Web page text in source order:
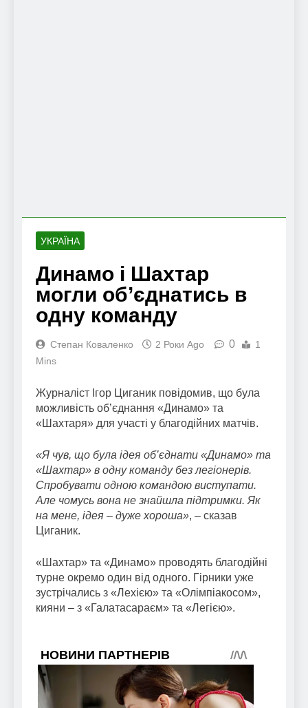
УКРАЇНА
Динамо і Шахтар
могли об’єднатись в
одну команду
Степан Коваленко 2 Роки Ago 0
1
Mins
Журналіст Ігор Циганик повідомив, що була
можливість об’єднання «Динамо» та
«Шахтаря» для участі у благодійних матчів.
«Я чув, що була ідея об’єднати «Динамо» та
«Шахтар» в одну команду без легіонерів.
Спробувати одною командою виступати.
Але чомусь вона не знайшла підтримки. Як
на мене, ідея – дуже хороша», – сказав
Циганик.
«Шахтар» та «Динамо» проводять благодійні
турне окремо один від одного. Гірники уже
зустрічались з «Лехією» та «Олімпіакосом»,
кияни – з «Галатасараєм» та «Легією».